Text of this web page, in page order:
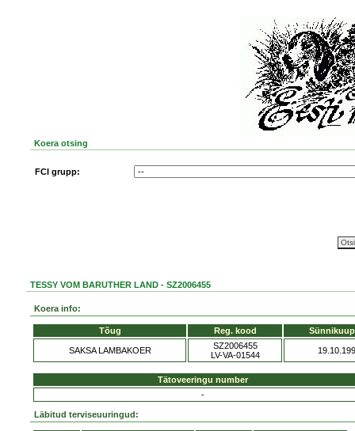
Koera otsing
FCI grupp:
TESSY VOM BARUTHER LAND - SZ2006455
Koera info:
Tõug Reg. kood
SAKSA LAMBAKOER
SZ2006455
LV-VA-01544
Tätoveeringu number
-
Läbitud terviseuuringud: